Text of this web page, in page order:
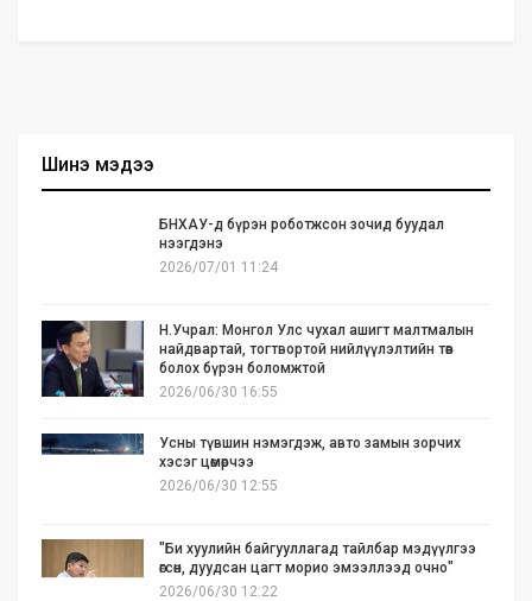
Шинэ мэдээ
БНХАУ-д бүрэн роботжсон зочид буудал
нээгдэнэ
2026/07/01 11:24
Н.Учрал: Монгол Улс чухал ашигт малтмалын
найдвартай, тогтвортой нийлүүлэлтийн төв
болох бүрэн боломжтой
2026/06/30 16:55
Усны түвшин нэмэгдэж, авто замын зорчих
хэсэг цөмөрчээ
2026/06/30 12:55
"Би хуулийн байгууллагад тайлбар мэдүүлгээ
өгсөн, дуудсан цагт морио эмээллээд очно"
2026/06/30 12:22